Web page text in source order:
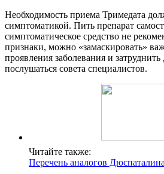
Необходимость приема Тримедата
симптоматикой. Пить препарат
симптоматическое средство не
признаки, можно «замаскировать»
проявления заболевания и
послушаться совета специалистов.
Читайте также:
Перечень аналогов